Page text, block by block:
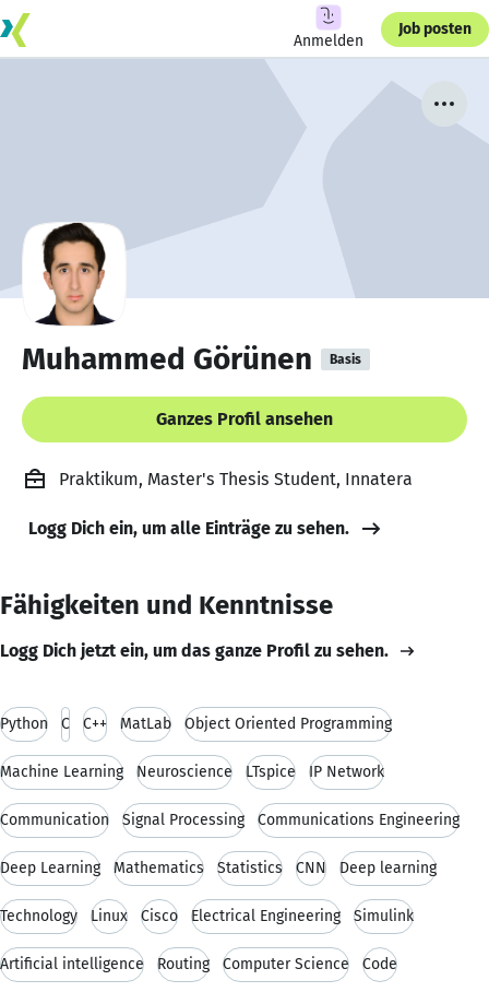
Anmelden
Job posten
Muhammed Görünen Basis
Ganzes Profil ansehen
Praktikum, Master's Thesis Student, Innatera
Logg Dich ein, um alle Einträge zu sehen.
Fähigkeiten und Kenntnisse
Logg Dich jetzt ein, um das ganze Profil zu sehen.
Python C C++ MatLab Object Oriented Programming
Machine Learning Neuroscience LTspice IP Network
Communication Signal Processing Communications Engineering
Deep Learning Mathematics Statistics CNN Deep learning
Technology Linux Cisco Electrical Engineering Simulink
Artificial intelligence Routing Computer Science Code